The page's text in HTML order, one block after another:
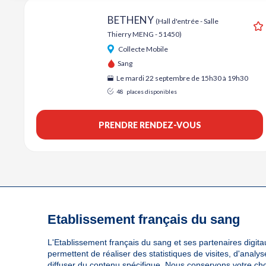
BETHENY (Hall d'entrée - Salle
Thierry MENG - 51450)
Collecte Mobile
Sang
Le mardi 22 septembre de 15h30 à 19h30
48 places disponibles
PRENDRE RENDEZ-VOUS
Etablissement français du sang
L'Etablissement français du sang et ses partenaires
permettent de réaliser des statistiques de visites,